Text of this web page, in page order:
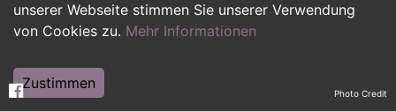
unserer Webseite stimmen Sie unserer Verwendung
von Cookies zu. Mehr Informationen
Zustimmen
Hilfskräfte, Aushilfs- und Nebenjobs
Weiterbildung, Studium, duale Ausbildung Photo Credit